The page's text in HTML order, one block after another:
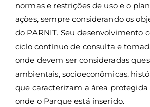
normas e restrições de uso e o
ações, sempre considerando os
do PARNIT. Seu desenvolvimento
ciclo contínuo de consulta e
onde devem ser consideradas
ambientais, socioeconômicas,
que caracterizam a área
onde o Parque está inserido.